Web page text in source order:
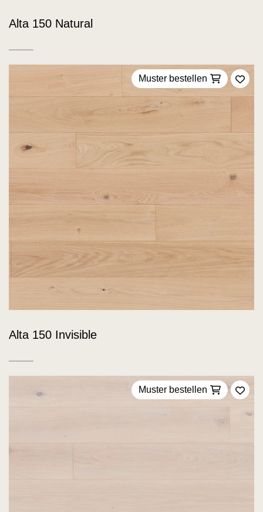
Alta 150 Natural
Muster bestellen
Zu
Alta 150 Invisible
Muster bestellen
Zu